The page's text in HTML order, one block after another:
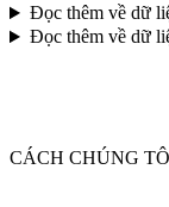
Đọc thêm về dữ
Đọc thêm về dữ
CÁCH CHÚNG